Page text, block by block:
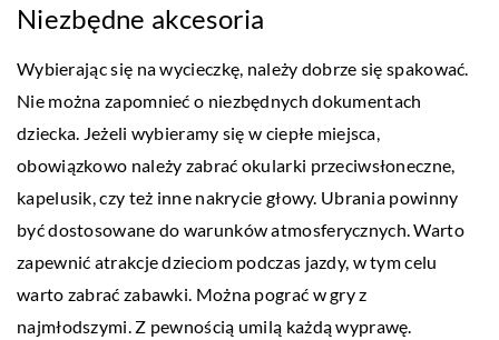
Niezbędne akcesoria
Wybierając się na wycieczkę, należy dobrze się spakować.
Nie można zapomnieć o niezbędnych dokumentach
dziecka. Jeżeli wybieramy się w ciepłe miejsca,
obowiązkowo należy zabrać okularki przeciwsłoneczne,
kapelusik, czy też inne nakrycie głowy. Ubrania powinny
być dostosowane do warunków atmosferycznych. Warto
zapewnić atrakcje dzieciom podczas jazdy, w tym celu
warto zabrać zabawki. Można pograć w gry z
najmłodszymi. Z pewnością umilą każdą wyprawę.